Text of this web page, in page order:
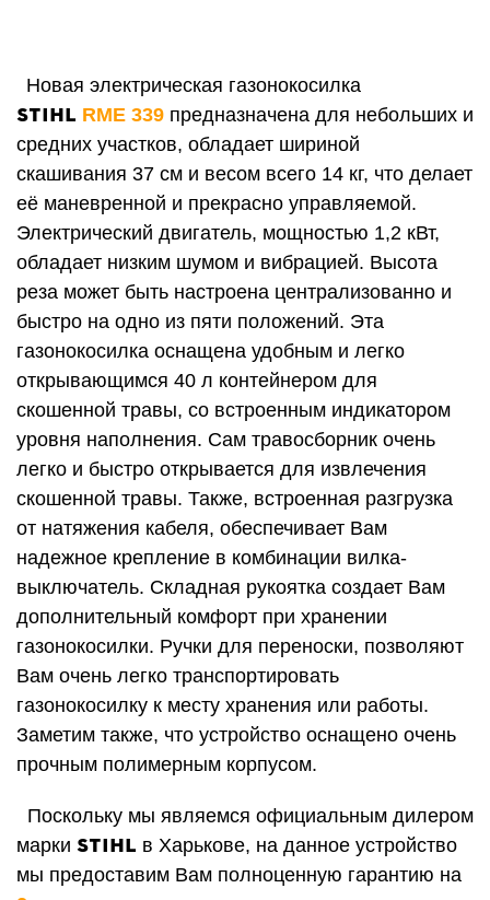
Новая электрическая газонокосилка
STIHL RME 339 предназначена для небольших и
средних участков, обладает шириной
скашивания 37 см и весом всего 14 кг, что делает
её маневренной и прекрасно управляемой.
Электрический двигатель, мощностью 1,2 кВт,
обладает низким шумом и вибрацией. Высота
реза может быть настроена централизованно и
быстро на одно из пяти положений. Эта
газонокосилка оснащена удобным и легко
открывающимся 40 л контейнером для
скошенной травы, со встроенным индикатором
уровня наполнения. Сам травосборник очень
легко и быстро открывается для извлечения
скошенной травы. Также, встроенная разгрузка
от натяжения кабеля, обеспечивает Вам
надежное крепление в комбинации вилка-
выключатель. Складная рукоятка создает Вам
дополнительный комфорт при хранении
газонокосилки. Ручки для переноски, позволяют
Вам очень легко транспортировать
газонокосилку к месту хранения или работы.
Заметим также, что устройство оснащено очень
прочным полимерным корпусом.
Поскольку мы являемся официальным дилером
марки STIHL в Харькове, на данное устройство
мы предоставим Вам полноценную гарантию на